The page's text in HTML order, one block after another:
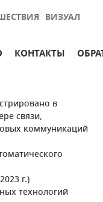
ВИЗУАЛ
КОНТАКТЫ
в
связи,
коммуникаций
г.)
технологий